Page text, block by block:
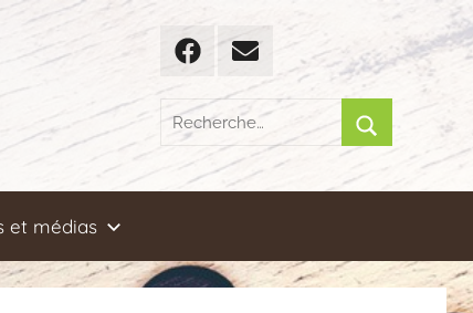
FacebookEmail
Recherche
pour
Rechercher
et médias